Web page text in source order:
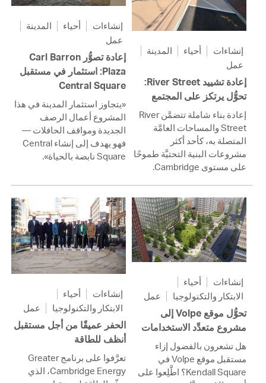
إنشاءات أحياء
المدينة
عمل
إعادة تصوُّر Carl Barron
Plaza: استثمار في مستقبل
Central Square
«يتجاوز استثمار المدينة في هذا
المشروع أعمال الرصف
الجديدة ومواقف الحافلات —
فهو يهدف إلى إنشاء Central
Square نابضة بالحياة».
إنشاءات أحياء
المدينة
عمل
إعادة تشييد River Street:
تحوُّل يرتكز على المجتمع
إعادة بناء شاملة تتضمَّن River
Street والمساحات العامَّة
المتصلة به، كأحد أكثر
مشروعات البنية التحتيَّة طموحًا
على مستوى Cambridge.
إنشاءات
أحياء
الابتكار والتكنولوجيا
عمل
الحفر عميقًا من أجل مستقبل
أنظف للطاقة
تعرَّفوا على برنامج Greater
Cambridge Energy، الذي
إنشاءات
أحياء
الابتكار والتكنولوجيا
عمل
تحوُّل موقع Volpe إلى
مشروع متعدِّد الاستخدامات
هل تشعرون بالفضول إزاء
مستقبل موقع Volpe في
Kendall Square؟ اطَّلِعوا على